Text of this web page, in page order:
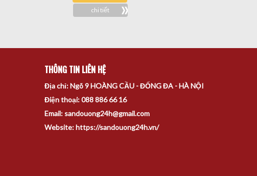
chi tiết
THÔNG TIN LIÊN HỆ
Địa chỉ: Ngõ 9 HOÀNG CẦU - ĐỐNG ĐA - HÀ NỘI
Điện thoại: 088 886 66 16
Email: sandouong24h@gmail.com
Website: https://sandouong24h.vn/